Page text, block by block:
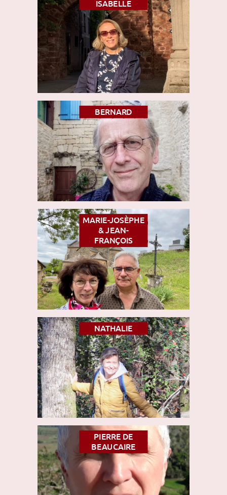
ISABELLE
BERNARD
MARIE-JOSÈPHE
& JEAN-
FRANÇOIS
NATHALIE
PIERRE DE
BEAUCAIRE